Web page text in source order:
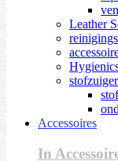
Leather
Accessoires
In